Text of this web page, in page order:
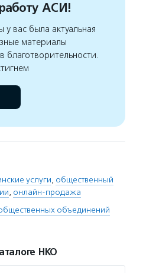
АСИ!
вас была актуальная
материалы
благотворительности.
услуги, общественный
, онлайн-продажа
объединений
НКО